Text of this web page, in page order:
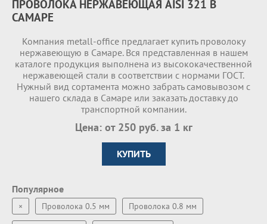
ПРОВОЛОКА НЕРЖАВЕЮЩАЯ AISI 321 В
САМАРЕ
Компания metall-office предлагает купить проволоку
нержавеющую в Самаре. Вся представленная в нашем
каталоге продукция выполнена из высококачественной
нержавеющей стали в соответствии с нормами ГОСТ.
Нужный вид сортамента можно забрать самовывозом с
нашего склада в Самаре или заказать доставку до
транспортной компании.
Цена: от 250 руб. за 1 кг
КУПИТЬ
Популярное
× Проволока 0.5 мм Проволока 0.8 мм